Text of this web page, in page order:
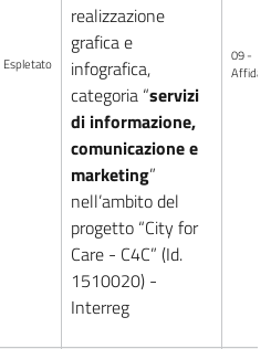
Espletato
realizzazione
grafica e
infografica,
categoria “servizi
di informazione,
comunicazione e
marketing”
nell’ambito del
progetto “City for
Care - C4C” (Id.
1510020) -
Interreg
09 -